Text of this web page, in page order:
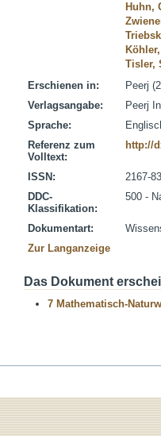
Huhn,
Tisler,
Erschienen in:
Peerj
Verlagsangabe:
Peerj
Sprache:
Referenz zum
Volltext:
http://
ISSN:
2167-
DDC-
Klassifikation:
500 -
Dokumentart:
Zur Langanzeige
Das Dokument
7 Mathematisch-